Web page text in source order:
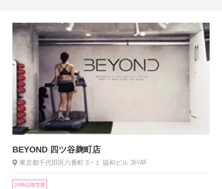
BEYOND 四ツ谷麹町店
東京都千代田区六番町３−１ 協和ビル 3F/4F
20時以降営業